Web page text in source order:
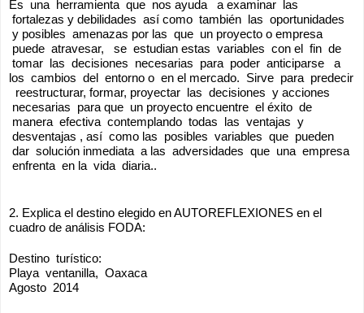
Es  una  herramienta  que  nos ayuda   a examinar  las
fortalezas y debilidades  así como  también  las  oportunidades
y posibles  amenazas por las  que  un proyecto o empresa
puede  atravesar,   se  estudian estas  variables  con el  fin  de
tomar  las  decisiones  necesarias  para  poder  anticiparse   a
los  cambios  del  entorno o  en el mercado.  Sirve  para  predecir
reestructurar, formar, proyectar  las  decisiones  y acciones
necesarias  para que  un proyecto encuentre  el éxito  de
manera  efectiva  contemplando  todas  las  ventajas  y
desventajas , así  como las  posibles  variables  que  pueden
dar  solución inmediata  a las  adversidades  que  una  empresa
enfrenta  en la  vida  diaria..
2. Explica el destino elegido en AUTOREFLEXIONES en el
cuadro de análisis FODA:
Destino  turístico:
Playa  ventanilla,  Oaxaca
Agosto  2014